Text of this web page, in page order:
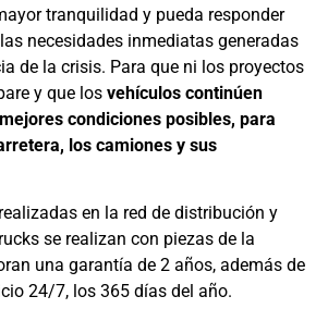
tranquilidad y pueda responder
necesidades inmediatas generadas
de la crisis. Para que ni los proyectos
y que los vehículos continúen
condiciones posibles, para
los camiones y sus
en la red de distribución y
se realizan con piezas de la
una garantía de 2 años, además de
24/7, los 365 días del año.